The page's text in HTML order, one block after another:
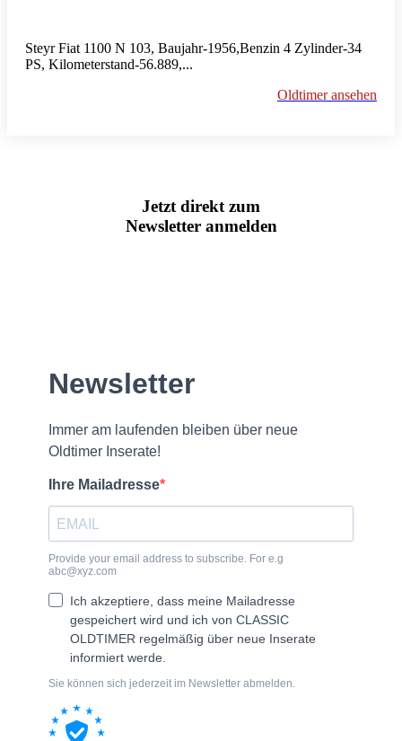
Steyr Fiat 1100 N 103, Baujahr-1956,Benzin 4 Zylinder-34
PS, Kilometerstand-56.889,...
Oldtimer ansehen
Jetzt direkt zum
Newsletter anmelden